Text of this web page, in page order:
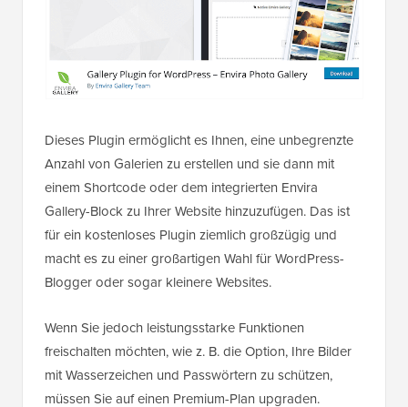
Dieses Plugin ermöglicht es Ihnen, eine unbegrenzte
Anzahl von Galerien zu erstellen und sie dann mit
einem Shortcode oder dem integrierten Envira
Gallery-Block zu Ihrer Website hinzuzufügen. Das ist
für ein kostenloses Plugin ziemlich großzügig und
macht es zu einer großartigen Wahl für WordPress-
Blogger oder sogar kleinere Websites.
Wenn Sie jedoch leistungsstarke Funktionen
freischalten möchten, wie z. B. die Option, Ihre Bilder
mit Wasserzeichen und Passwörtern zu schützen,
müssen Sie auf einen Premium-Plan upgraden.